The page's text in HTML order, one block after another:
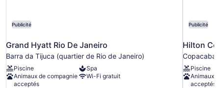
Publicité
Grand Hyatt Rio De Janeiro
Barra da Tijuca (quartier de Rio de Janeiro)
Piscine
Spa
Animaux de compagnie
acceptés
Wi-Fi gratuit
Publicité
Hilton
Piscine
Animaux
acceptés